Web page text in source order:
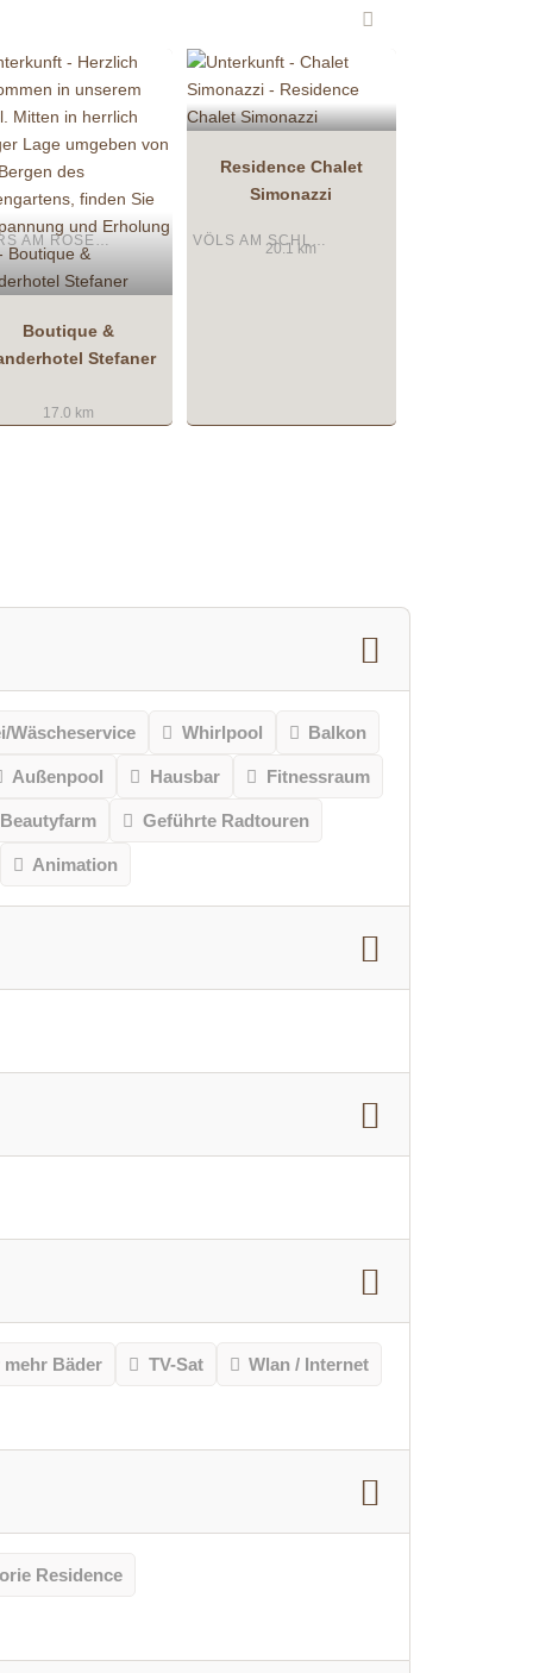
Boutique &
Stefaner
TIERS AM ROSENGARTEN
17.0 km
Residence Chalet
Simonazzi
VÖLS AM SCHLERN
20.1 km
Wäscheservice Whirlpool Balkon
Außenpool Hausbar Fitnessraum
Beautyfarm Geführte Radtouren
Animation
mehr Bäder TV-Sat Wlan / Internet
Residence